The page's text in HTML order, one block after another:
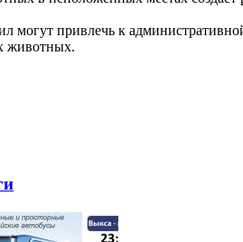
могут привлечь к
животных.